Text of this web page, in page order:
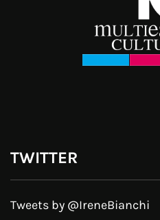
TWITTER
Tweets by @IreneBianchi